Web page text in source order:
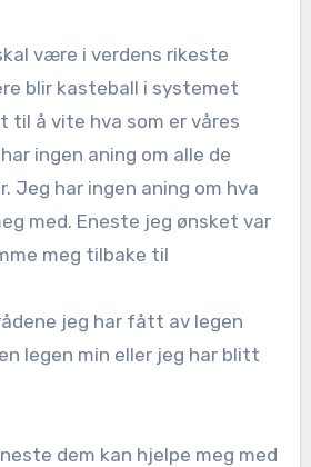
være i verdens rikeste
blir kasteball i systemet
til å vite hva som er våres
ingen aning om alle de
Jeg har ingen aning om hva
med. Eneste jeg ønsket var
meg tilbake til
jeg har fått av legen
legen min eller jeg har blitt
dem kan hjelpe meg med